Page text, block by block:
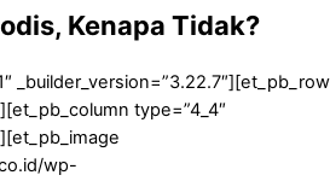
Kenapa Tidak?
_builder_version=”3.22.7″][et_pb_row
type=”4_4″
wp-